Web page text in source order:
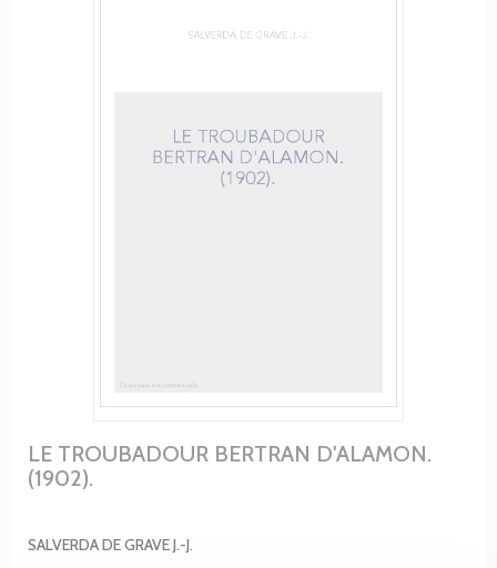
LE TROUBADOUR BERTRAN D'ALAMON.
(1902).
SALVERDA DE GRAVE J.-J.